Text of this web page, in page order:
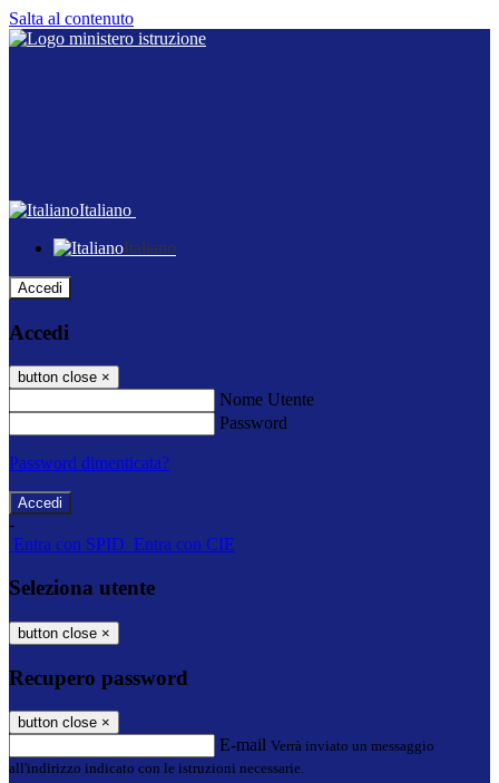
Salta al contenuto
Italiano
Italiano
Accedi
Accedi
button close ×
Nome Utente
Password
Password dimenticata?
-
Entra con SPID Entra con CIE
Seleziona utente
button close ×
Recupero password
button close ×
E-mail Verrà inviato un messaggio
all'indirizzo indicato con le istruzioni necessarie.